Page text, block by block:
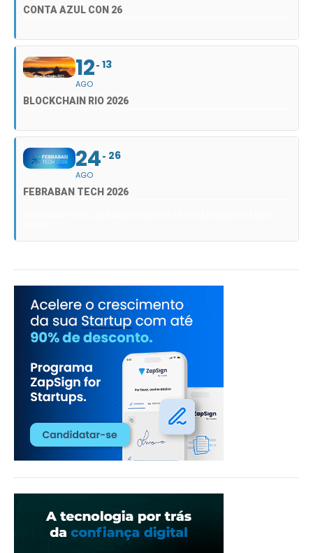
CONTA AZUL CON 26
12
AGO
13
BLOCKCHAIN RIO 2026
24
AGO
26
FEBRABAN TECH 2026